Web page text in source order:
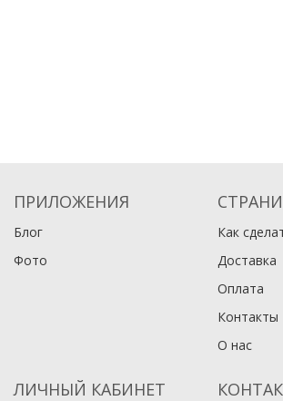
ПРИЛОЖЕНИЯ
Блог
Фото
Как
Доставка
Оплата
Контакты
О нас
ЛИЧНЫЙ КАБИНЕТ